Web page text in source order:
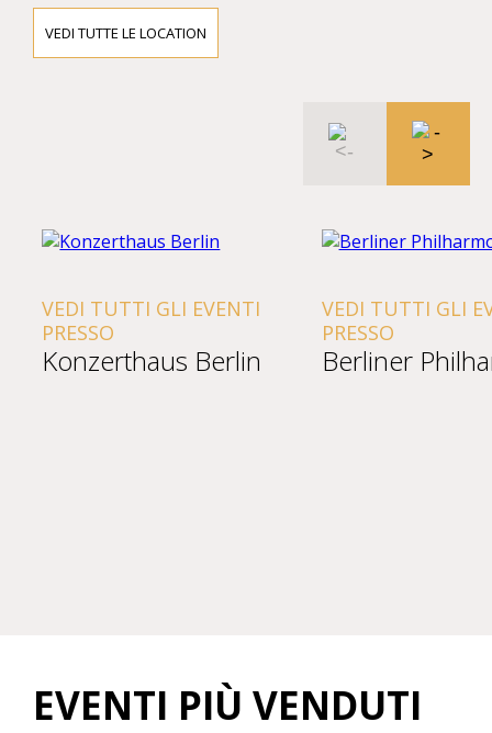
VEDI TUTTE LE LOCATION
VEDI TUTTI GLI EVENTI
PRESSO
Konzerthaus Berlin
VEDI TUTTI GLI
PRESSO
Berliner
EVENTI PIÙ VENDUTI